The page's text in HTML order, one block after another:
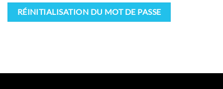
RÉINITIALISATION DU MOT DE PASSE